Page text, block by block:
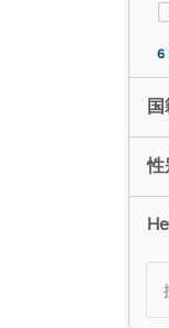
6
性